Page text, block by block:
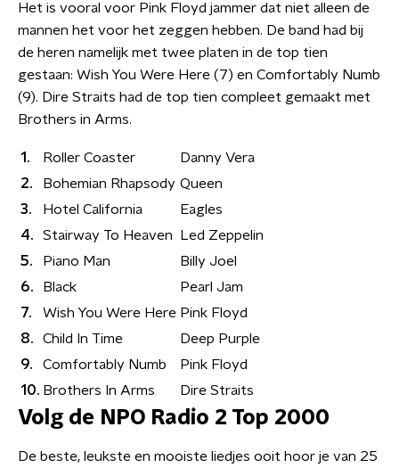
Het is vooral voor Pink Floyd jammer dat niet alleen de
mannen het voor het zeggen hebben. De band had bij
de heren namelijk met twee platen in de top tien
gestaan: Wish You Were Here (7) en Comfortably Numb
(9). Dire Straits had de top tien compleet gemaakt met
Brothers in Arms.
1. Roller Coaster
Danny Vera
2.
Bohemian Rhapsody Queen
3.
Hotel California
Eagles
4.
Stairway To Heaven
Led Zeppelin
5.
Piano Man
Billy Joel
6.
Black
Pearl Jam
7.
Wish You Were Here Pink Floyd
8.
Child In Time
Deep Purple
9.
Comfortably Numb
Pink Floyd
10. Brothers In Arms Dire Straits
Volg de NPO Radio 2 Top 2000
De beste, leukste en mooiste liedjes ooit hoor je van 25